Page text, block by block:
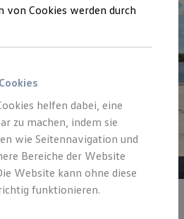
Leasing
Leasing
Anzahlung
mit Schlussrate
und Garantien
von Cookies werden durch
helfen dabei, eine
zu machen, indem sie
wie Seitennavigation und
Bereiche der Website
Website kann ohne diese
funktionieren.